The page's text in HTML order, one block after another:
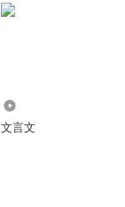
文言文